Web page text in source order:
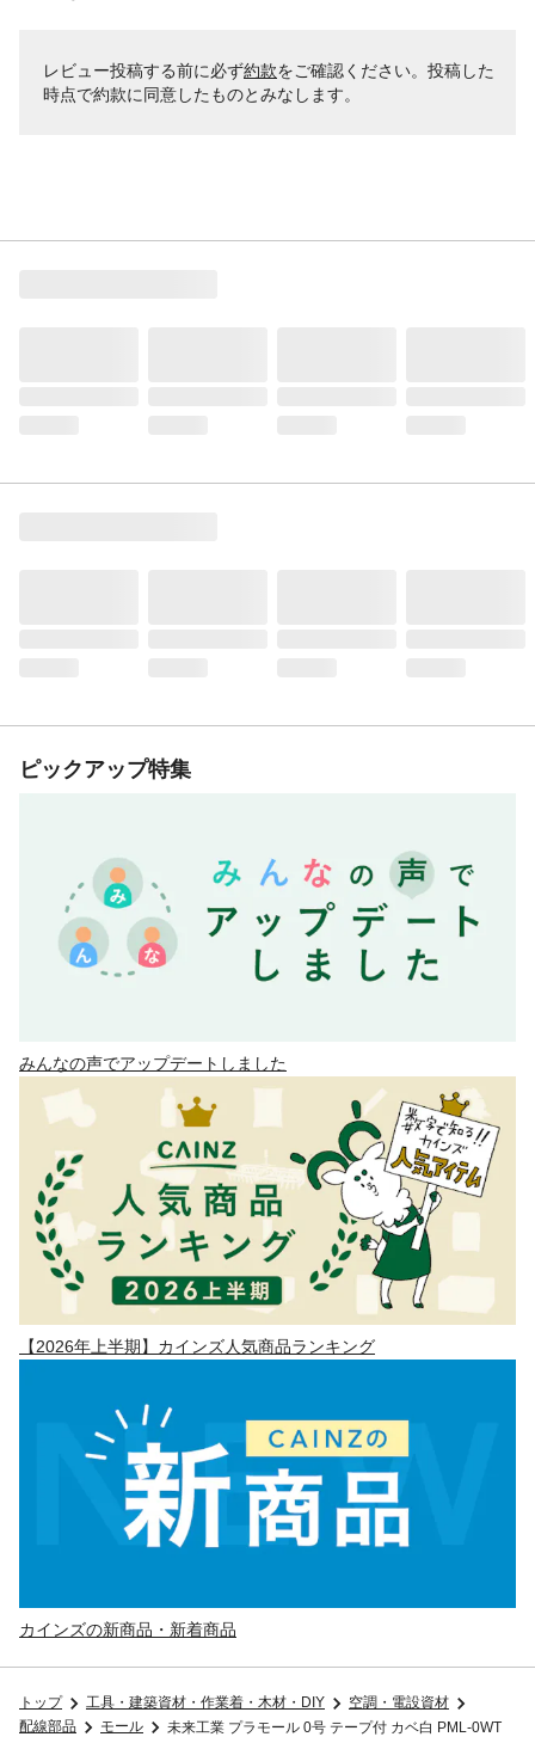
レビュー投稿する前に必ず約款をご確認ください。投稿した
時点で約款に同意したものとみなします。
ピックアップ特集
みんなの声でアップデートしました
【2026年上半期】カインズ人気商品ランキング
カインズの新商品・新着商品
トップ 工具・建築資材・作業着・木材・DIY
空調・電設資材
配線部品
モール 未来工業 プラモール 0号 テープ付 カベ白 PML-0WT